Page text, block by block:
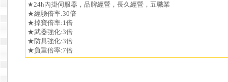
★24h內掛伺服器，品牌經營，長久經營，五職業
★經驗倍率:30倍
★掉寶倍率:1倍
★武器強化:3倍
★防具強化:3倍
★負重倍率:7倍